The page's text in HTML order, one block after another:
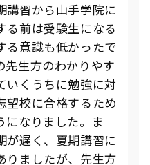
習から山手学院に
る前は受験生になる
る意識も低かったで
先生方のわかりやす
いくうちに勉強に対
望校に合格するため
になりました。ま
が遅く、夏期講習に
りましたが、先生方